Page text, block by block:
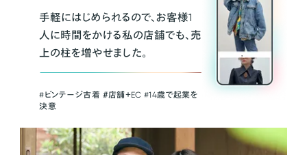
手軽にはじめられるので、お客様1
人に時間をかける私の店舗でも、売
上の柱を増やせました。
#ビンテージ古着 ＃店舗＋EC #14歳で起業を
決意